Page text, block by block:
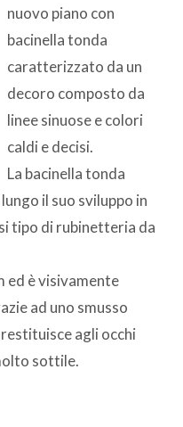
nuovo piano con
bacinella tonda
caratterizzato da un
decoro composto da
linee sinuose e colori
caldi e decisi.
La bacinella tonda
il suo sviluppo in
tipo di rubinetteria da
ed è visivamente
ad uno smusso
agli occhi
sottile.